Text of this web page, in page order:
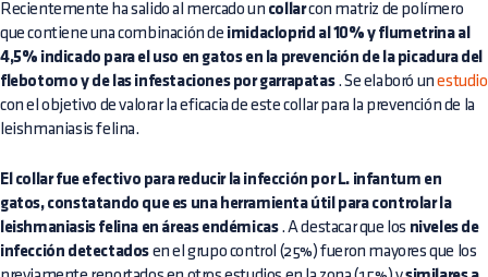
Recientemente ha salido al mercado un collarcon matriz de polímero
que contiene una combinación de imidacloprid al 10% y flumetrina al
4,5% indicado para el uso en gatos en la prevención de la picadura del
flebotomo y de las infestaciones por garrapatas. Se elaboró unestudio
con el objetivo de valorar la eficacia de este collar para la prevención de la
leishmaniasis felina.
El collar fue efectivo para reducir la infección por L. infantum en
gatos, constatando que es una herramienta útil para controlar la
leishmaniasis felina en áreas endémicas. A destacar que los niveles de
infección detectados en el grupo control (25%) fueron mayores que los